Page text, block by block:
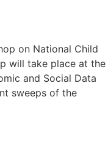
on National Child
will take place at the
and Social Data
sweeps of the